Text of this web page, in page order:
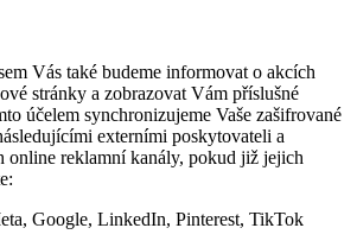
Vás také budeme informovat o akcích
stránky a zobrazovat Vám příslušné
účelem synchronizujeme Vaše zašifrované
externími poskytovateli a
online reklamní kanály, pokud již jejich
Google, LinkedIn, Pinterest, TikTok